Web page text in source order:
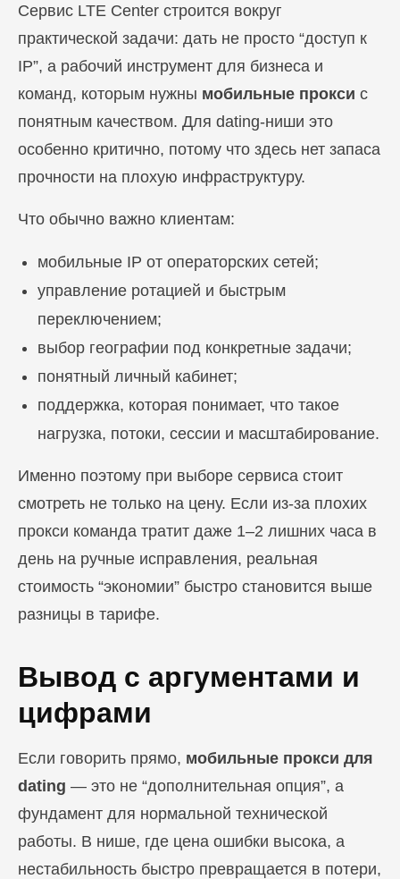
Сервис LTE Center строится вокруг
практической задачи: дать не просто “доступ к
IP”, а рабочий инструмент для бизнеса и
команд, которым нужны мобильные прокси с
понятным качеством. Для dating-ниши это
особенно критично, потому что здесь нет запаса
прочности на плохую инфраструктуру.
Что обычно важно клиентам:
мобильные IP от операторских сетей;
управление ротацией и быстрым
переключением;
выбор географии под конкретные задачи;
понятный личный кабинет;
поддержка, которая понимает, что такое
нагрузка, потоки, сессии и масштабирование.
Именно поэтому при выборе сервиса стоит
смотреть не только на цену. Если из-за плохих
прокси команда тратит даже 1–2 лишних часа в
день на ручные исправления, реальная
стоимость “экономии” быстро становится выше
разницы в тарифе.
Вывод с аргументами и
цифрами
Если говорить прямо, мобильные прокси для
dating — это не “дополнительная опция”, а
фундамент для нормальной технической
работы. В нише, где цена ошибки высока, а
нестабильность быстро превращается в потери,
ПЕРЕЙТИ В БЛОГ